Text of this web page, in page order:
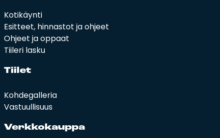
Kotikäynti
Esitteet, hinnastot ja ohjeet
Ohjeet ja oppaat
Tiileri lasku
Tii­let
Kohdegalleria
Vastuullisuus
Verk­ko­kaup­pa